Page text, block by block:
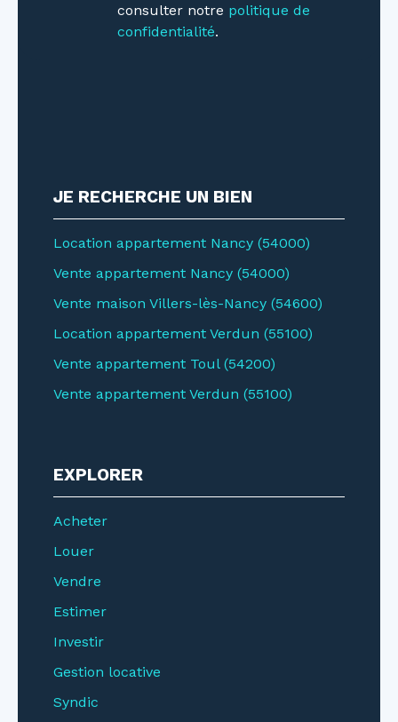
consulter notre politique de
confidentialité.
JE RECHERCHE UN BIEN
Location appartement Nancy (54000)
Vente appartement Nancy (54000)
Vente maison Villers-lès-Nancy (54600)
Location appartement Verdun (55100)
Vente appartement Toul (54200)
Vente appartement Verdun (55100)
EXPLORER
Acheter
Louer
Vendre
Estimer
Investir
Gestion locative
Syndic